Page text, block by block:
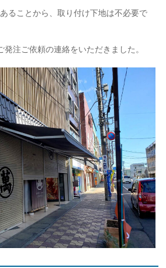
ることから、取り付け下地は不必要で
発注ご依頼の連絡をいただきました。